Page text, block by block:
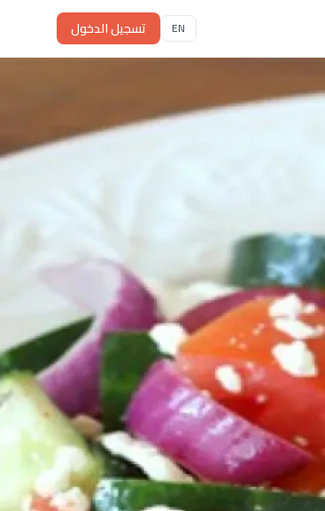
EN تسجيل الدخول